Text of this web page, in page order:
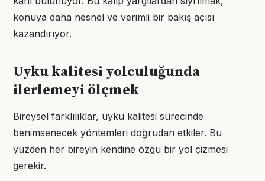
konuya daha nesnel ve verimli bir bakış açısı
kazandırıyor.
Uyku kalitesi yolculuğunda
ilerlemeyi ölçmek
Bireysel farklılıklar, uyku kalitesi sürecinde
benimsenecek yöntemleri doğrudan etkiler. Bu
yüzden her bireyin kendine özgü bir yol çizmesi
gerekir.